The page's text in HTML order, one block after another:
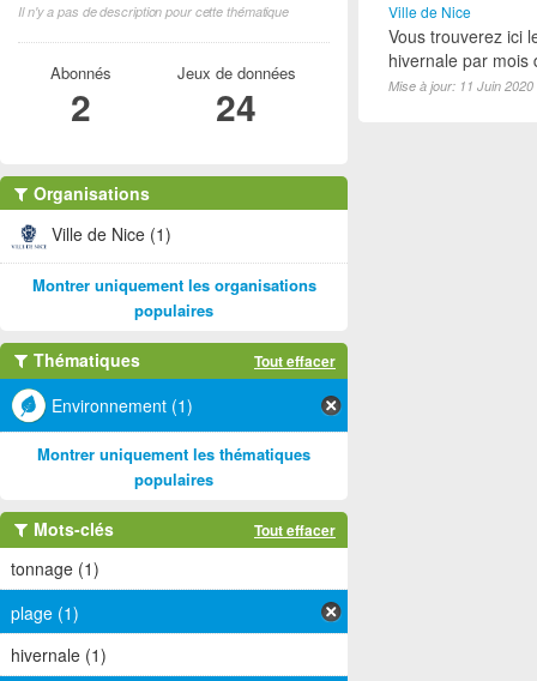
Ville de Nice
Vous trouverez ici
hivernale par
Mise à jour: 11 Juin 2020
Il n'y a pas de description pour cette thématique
Abonnés
2
Jeux de données
24
Organisations
Ville de Nice (1)
Montrer uniquement les organisations
populaires
Thématiques Tout effacer
Environnement (1)
Montrer uniquement les thématiques
populaires
Mots-clés Tout effacer
tonnage (1)
plage (1)
hivernale (1)